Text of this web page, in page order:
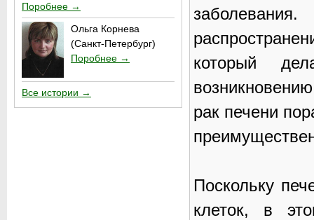
Поробнее →
Ольга Корнева
(Санкт-Петербург)
Поробнее →
Все истории →
который
рак печени
Поскольку
клеток, в